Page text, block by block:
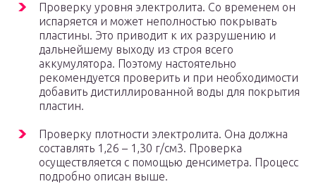
Проверку уровня электролита. Со временем он
испаряется и может неполностью покрывать
пластины. Это приводит к их разрушению и
дальнейшему выходу из строя всего
аккумулятора. Поэтому настоятельно
рекомендуется проверить и при необходимости
добавить дистиллированной воды для покрытия
пластин.
Проверку плотности электролита. Она должна
составлять 1,26 – 1,30 г/см3. Проверка
осуществляется с помощью денсиметра. Процесс
подробно описан выше.